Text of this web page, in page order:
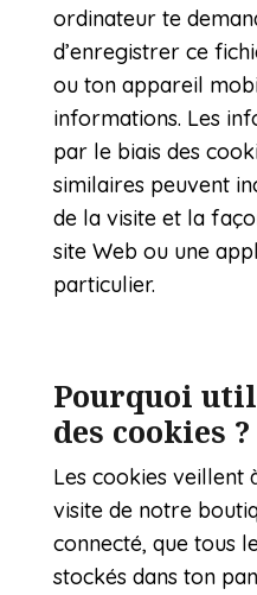
ordinateur te
d’enregistrer ce
ou ton appareil
informations. Les
par le biais des
similaires peuvent
de la visite et la
site Web ou une
particulier.
Pourquoi
des cookies ?
Les cookies veillent
visite de notre
connecté, que tous
stockés dans ton